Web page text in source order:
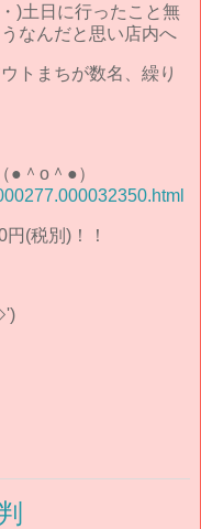
)土日に行ったこと無
なんだと思い店内へ
トまちが数名、繰り
●＾o＾●）
(税別)！！
ゞ